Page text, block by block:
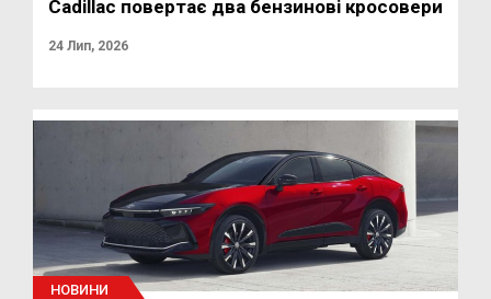
Cadillac повертає два бензинові кросовери
24 Лип, 2026
НОВИНИ